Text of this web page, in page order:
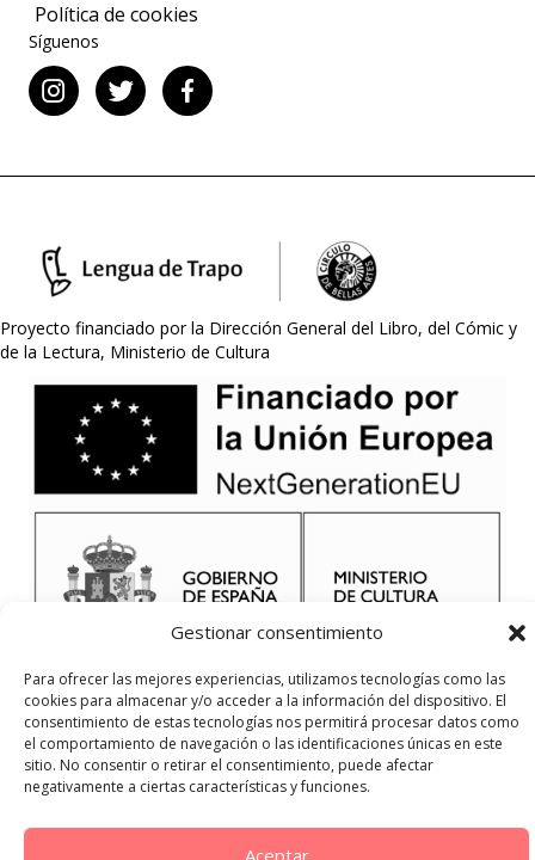
Gestionar consentimiento
Para ofrecer las mejores experiencias, utilizamos tecnologías como las
cookies para almacenar y/o acceder a la información del dispositivo. El
consentimiento de estas tecnologías nos permitirá procesar datos como
el comportamiento de navegación o las identificaciones únicas en este
sitio. No consentir o retirar el consentimiento, puede afectar
negativamente a ciertas características y funciones.
Aceptar
Política de cookies
Síguenos
Proyecto financiado por la Dirección General del Libro, del Cómic y
de la Lectura, Ministerio de Cultura